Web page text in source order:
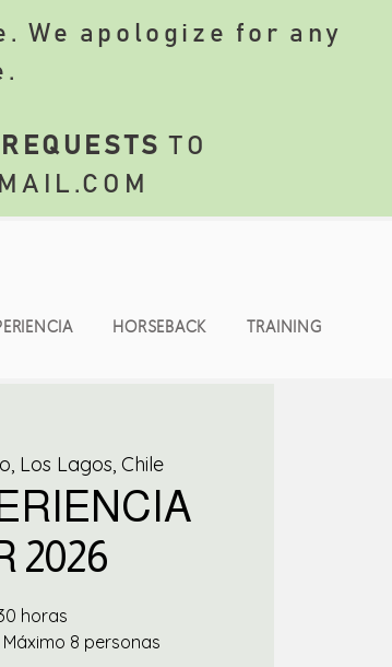
We apologize for any
TO
HORSEBACK TRAINING
Los Lagos, Chile
2026
horas
8 personas